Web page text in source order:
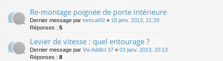
Re-montage poignée de porte intérieure
Dernier message par tomcat92 « 18 janv. 2013, 21:29
Réponses : 5
Levier de vitesse : quel entourage ?
Dernier message par Vw Addict 37 « 03 janv. 2013, 20:13
Réponses : 8